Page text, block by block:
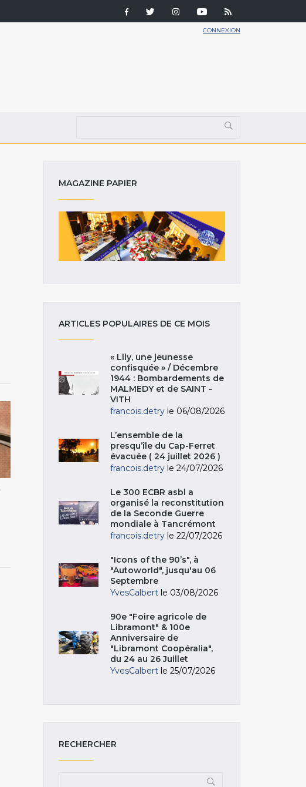
CONNEXION
MAGAZINE PAPIER
ARTICLES POPULAIRES DE CE MOIS
« Lily, une jeunesse
confisquée » / Décembre
1944 : Bombardements de
MALMEDY et de SAINT -
VITH
francois.detry le 06/08/2026
L’ensemble de la
presqu’île du Cap-Ferret
évacuée ( 24 juillet 2026 )
francois.detry le 24/07/2026
Le 300 ECBR asbl a
organisé la reconstitution
de la Seconde Guerre
mondiale à Tancrémont
francois.detry le 22/07/2026
"Icons of the 90’s", à
"Autoworld", jusqu'au 06
Septembre
YvesCalbert le 03/08/2026
90e "Foire agricole de
Libramont" & 100e
Anniversaire de
"Libramont Coopéralia",
du 24 au 26 Juillet
YvesCalbert le 25/07/2026
RECHERCHER